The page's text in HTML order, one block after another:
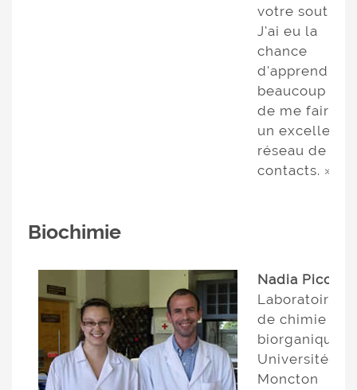
votre soutien!
J'ai eu la
chance
d'apprendre
beaucoup et
de me faire
un excellent
réseau de
contacts. »
Biochimie
Nadia Picot
Laboratoire
de chimie
biorganique,
Université de
Moncton